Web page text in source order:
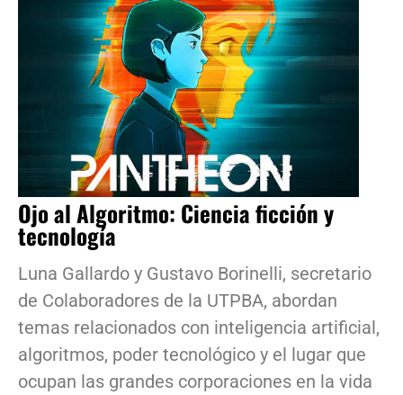
Ojo al Algoritmo: Ciencia ficción y
tecnología
Luna Gallardo y Gustavo Borinelli, secretario
de Colaboradores de la UTPBA, abordan
temas relacionados con inteligencia artificial,
algoritmos, poder tecnológico y el lugar que
ocupan las grandes corporaciones en la vida